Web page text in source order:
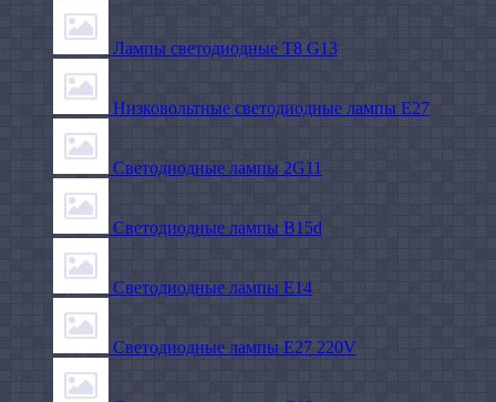
Лампы светодиодные Т8 G13
Низковольтные светодиодные лампы E27
Светодиодные лампы 2G11
Светодиодные лампы B15d
Светодиодные лампы E14
Светодиодные лампы E27 220V